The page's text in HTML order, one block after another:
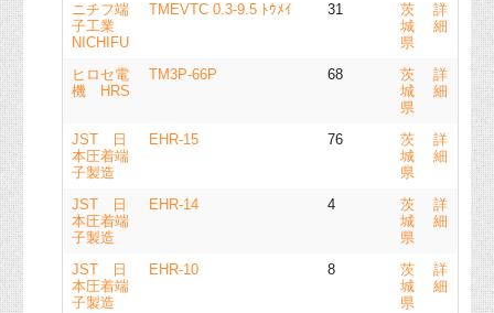
ニチフ端
子工業
NICHIFU
TMEVTC 0.3-9.5 ﾄｳﾒｲ 31
茨
城
県
詳
細
ヒロセ電
機 HRS
TM3P-66P 68
茨
城
県
詳
細
JST 日
本圧着端
子製造
EHR-15 76
茨
城
県
詳
細
JST 日
本圧着端
子製造
EHR-14 4
茨
城
県
詳
細
JST 日
本圧着端
子製造
EHR-10 8
茨
城
県
詳
細